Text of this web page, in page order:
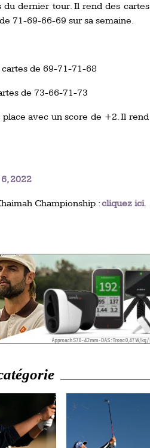
dernier tour. Il rend des
71-69-66-69 sur sa semaine.
de 69-71-71-68
de 73-66-71-73
avec un score de +2. Il
2022
Championship :cliquez ici.